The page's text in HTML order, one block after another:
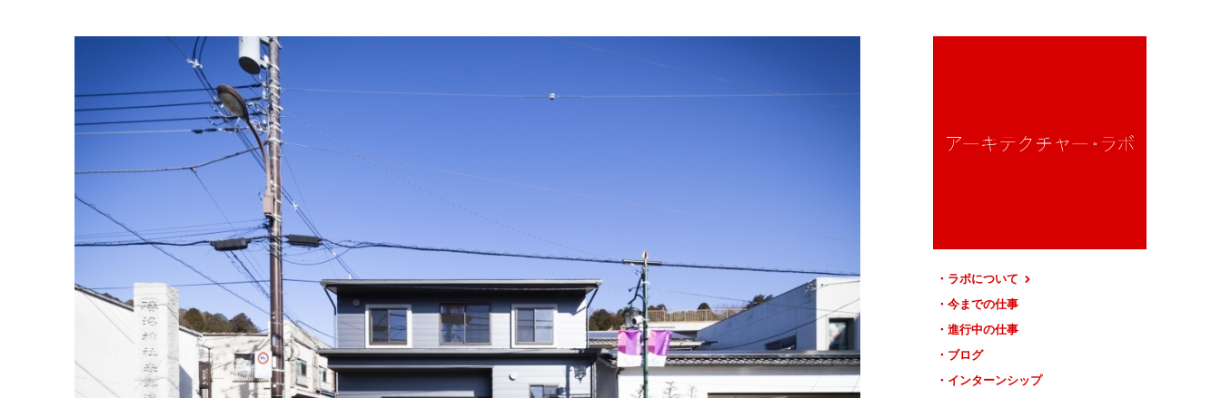
ラボについて
今までの仕事
進行中の仕事
ブログ
インターンシップ